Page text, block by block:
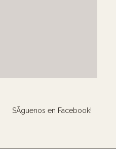
SÃ­guenos en Facebook!